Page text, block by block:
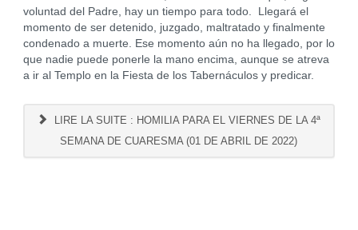
voluntad del Padre, hay un tiempo para todo. Llegará el
momento de ser detenido, juzgado, maltratado y finalmente
condenado a muerte. Ese momento aún no ha llegado, por lo
que nadie puede ponerle la mano encima, aunque se atreva
a ir al Templo en la Fiesta de los Tabernáculos y predicar.
LIRE LA SUITE : HOMILIA PARA EL VIERNES DE LA 4ª
SEMANA DE CUARESMA (01 DE ABRIL DE 2022)